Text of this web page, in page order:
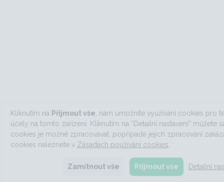
Kliknutím na Přijmout vše , nám umožníte využívání cookies pro
účely na tomto zařízení. Kliknutím na “Detailní nastavení” můžete
cookies je možné zpracovávat, popřípadě jejich zpracování
cookies naleznete v Zásadách používání cookies
Zamítnout vše Přijmout vše Detailní